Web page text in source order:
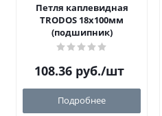
Петля каплевидная
TRODOS 18х100мм
(подшипник)
108.36 руб./шт
Подробнее